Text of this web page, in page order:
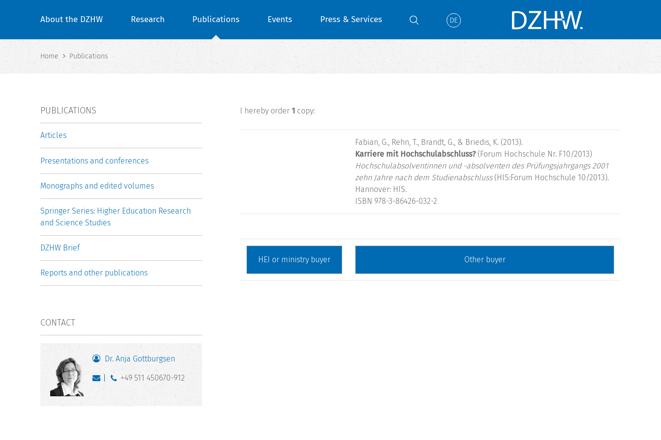
About the DZHW Research Publications Events Press & Services DE
Home Publications
I hereby order 1 copy:
Fabian, G., Rehn, T., Brandt, G., & Briedis, K. (2013).
Karriere mit Hochschulabschluss?(Forum Hochschule Nr. F10/2013)
Hochschulabsolventinnen und -absolventen des Prüfungsjahrgangs 2001
zehn Jahre nach dem Studienabschluss(HIS:Forum Hochschule 10/2013).
Hannover: HIS.
ISBN 978-3-86426-032-2
PUBLICATIONS
Articles
Presentations and conferences
Monographs and edited volumes
Springer Series: Higher Education Research
and Science Studies
DZHW Brief
Reports and other publications
CONTACT
Dr. Anja Gottburgsen
+49 511 450670-912